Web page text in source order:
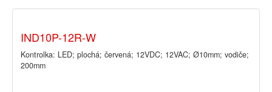
IND10P-12R-W
Kontrolka: LED; plochá; červená; 12VDC; 12VAC; Ø10mm; vodiče;
200mm